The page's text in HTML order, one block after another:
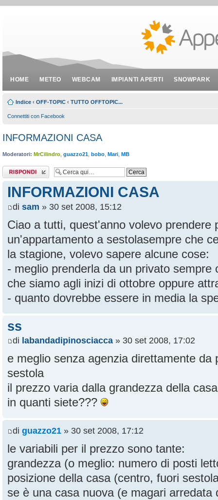
HOME METEO WEBCAM IMPIANTI APERTI SNOWPARK
Indice ‹ OFF-TOPIC ‹ TUTTO OFFTOPIC...
Connettiti con Facebook
INFORMAZIONI CASA
Moderatori: MrCilindro guazzo21 bobo Mari MB
Rispondi al
messaggio
INFORMAZIONI CASA
di sam » 30 set 2008, 15:12
Ciao a tutti, quest'anno volevo prendere
un'appartamento a sestolasempre che
la stagione, volevo sapere alcune cose:
- meglio prenderla da un privato sempre
che siamo agli inizi di ottobre oppure
- quanto dovrebbe essere in media la
ss
di labandadipinosciacca » 30 set 2008, 17:02
e meglio senza agenzia direttamente da
sestola
il prezzo varia dalla grandezza della casa
in quanti siete???
di guazzo21 » 30 set 2008, 17:12
le variabili per il prezzo sono tante:
grandezza (o meglio: numero di posti
posizione della casa (centro, fuori
se è una casa nuova (e magari arredata